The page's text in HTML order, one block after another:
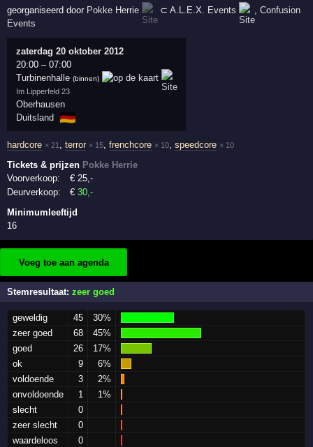
georganiseerd door Pokke Herrie ⊂A.L.E.X. Events ,Confusion
Events
zaterdag 20 oktober 2012
20:00 –07:00
Turbinenhalle (binnen)
Im Lipperfeld 23
Oberhausen
Duitsland 🇩🇪
hardcore × 21 ,terror × 15 ,frenchcore × 10 ,speedcore × 10
Tickets & prijzen Pokke Herrie
Voorverkoop:
€25,-
Deurverkoop:
€30,-
Minimumleeftijd
16
Voeg toe aan agenda
Stemresultaat:zeer goed
geweldig 45
30%
zeer goed
68
45%
goed
26
17%
ok
9
6%
voldoende
3
2%
onvoldoende
1
1%
slecht
0
zeer slecht
0
waardeloos
0